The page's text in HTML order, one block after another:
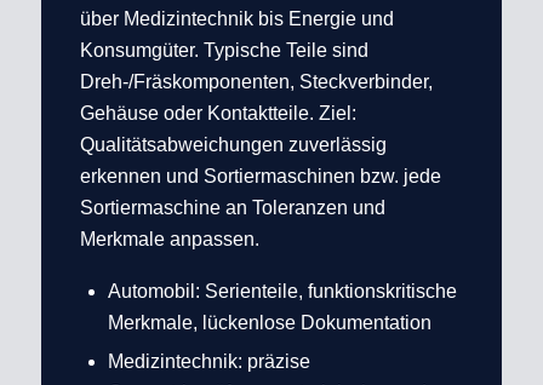
über Medizintechnik bis Energie und
Konsumgüter. Typische Teile sind
Dreh‑/Fräskomponenten, Steckverbinder,
Gehäuse oder Kontaktteile. Ziel:
Qualitätsabweichungen zuverlässig
erkennen und Sortiermaschinen bzw. jede
Sortiermaschine an Toleranzen und
Merkmale anpassen.
Automobil: Serienteile, funktionskritische
Merkmale, lückenlose Dokumentation
Medizintechnik: präzise